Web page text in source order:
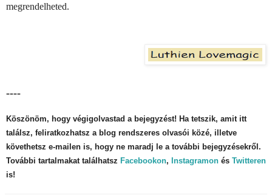
megrendelheted.
----
Köszönöm, hogy végigolvastad a bejegyzést! Ha tetszik, amit itt
találsz, feliratkozhatsz a blog rendszeres olvasói közé, illetve
követhetsz e-mailen is, hogy ne maradj le a további bejegyzésekről.
További tartalmakat találhatsz Facebookon, Instagramon és Twitteren
is!